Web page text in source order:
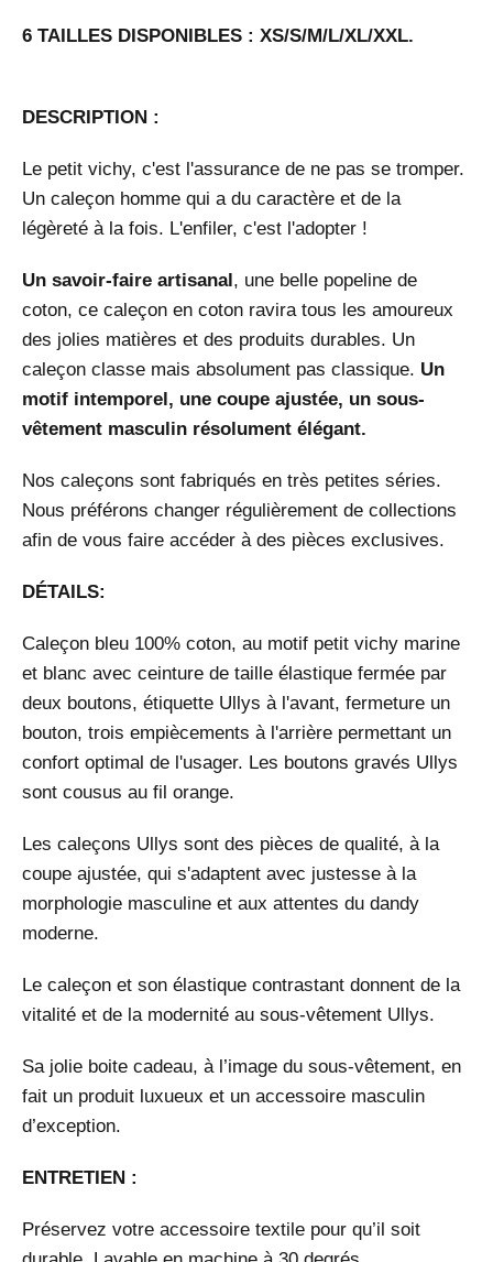
6 TAILLES DISPONIBLES : XS/S/M/L/XL/XXL.
DESCRIPTION :
Le petit vichy, c'est l'assurance de ne pas se tromper.
Un caleçon homme qui a du caractère et de la
légèreté à la fois. L'enfiler, c'est l'adopter !
Un savoir-faire artisanal, une belle popeline de
coton, ce caleçon en coton ravira tous les amoureux
des jolies matières et des produits durables. Un
caleçon classe mais absolument pas classique. Un
motif intemporel, une coupe ajustée, un sous-
vêtement masculin résolument élégant.
Nos caleçons sont fabriqués en très petites séries.
Nous préférons changer régulièrement de collections
afin de vous faire accéder à des pièces exclusives.
DÉTAILS:
Caleçon bleu 100% coton, au motif petit vichy marine
et blanc avec ceinture de taille élastique fermée par
deux boutons, étiquette Ullys à l'avant, fermeture un
bouton, trois empiècements à l'arrière permettant un
confort optimal de l'usager. Les boutons gravés Ullys
sont cousus au fil orange.
Les caleçons Ullys sont des pièces de qualité, à la
coupe ajustée, qui s'adaptent avec justesse à la
morphologie masculine et aux attentes du dandy
moderne.
Le caleçon et son élastique contrastant donnent de la
vitalité et de la modernité au sous-vêtement Ullys.
Sa jolie boite cadeau, à l’image du sous-vêtement, en
fait un produit luxueux et un accessoire masculin
d’exception.
ENTRETIEN :
Préservez votre accessoire textile pour qu’il soit